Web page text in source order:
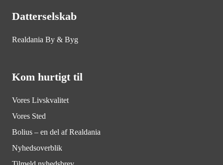
Datterselskab
Realdania By & Byg
Kom hurtigt til
Vores Livskvalitet
Vores Sted
Bolius – en del af Realdania
Nyhedsoverblik